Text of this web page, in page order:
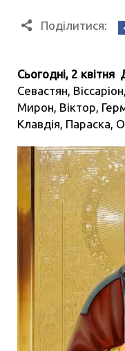
Поділитися:
Сьогодні, 2
Севастян,
Мирон, Віктор,
Клавдія, Параска,